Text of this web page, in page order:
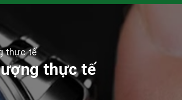
thực tế
thực tế